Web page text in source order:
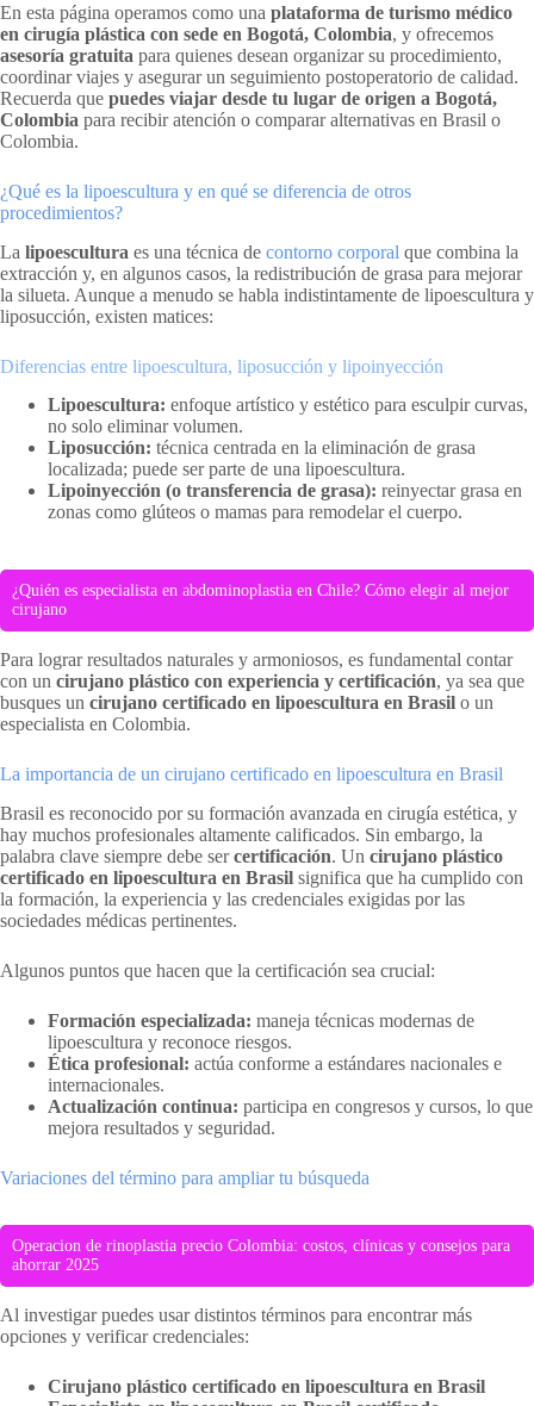
En esta página operamos como una plataforma de turismo médico
en cirugía plástica con sede en Bogotá, Colombia, y ofrecemos
asesoría gratuita para quienes desean organizar su procedimiento,
coordinar viajes y asegurar un seguimiento postoperatorio de calidad.
Recuerda que puedes viajar desde tu lugar de origen a Bogotá,
Colombia para recibir atención o comparar alternativas en Brasil o
Colombia.
¿Qué es la lipoescultura y en qué se diferencia de otros
procedimientos?
La lipoescultura es una técnica de contorno corporal que combina la
extracción y, en algunos casos, la redistribución de grasa para mejorar
la silueta. Aunque a menudo se habla indistintamente de lipoescultura y
liposucción, existen matices:
Diferencias entre lipoescultura, liposucción y lipoinyección
Lipoescultura: enfoque artístico y estético para esculpir curvas,
no solo eliminar volumen.
Liposucción: técnica centrada en la eliminación de grasa
localizada; puede ser parte de una lipoescultura.
Lipoinyección (o transferencia de grasa): reinyectar grasa en
zonas como glúteos o mamas para remodelar el cuerpo.
¿Quién es especialista en abdominoplastia en Chile? Cómo elegir al mejor
cirujano
Para lograr resultados naturales y armoniosos, es fundamental contar
con un cirujano plástico con experiencia y certificación, ya sea que
busques un cirujano certificado en lipoescultura en Brasil o un
especialista en Colombia.
La importancia de un cirujano certificado en lipoescultura en Brasil
Brasil es reconocido por su formación avanzada en cirugía estética, y
hay muchos profesionales altamente calificados. Sin embargo, la
palabra clave siempre debe sercertificación. Un cirujano plástico
certificado en lipoescultura en Brasil significa que ha cumplido con
la formación, la experiencia y las credenciales exigidas por las
sociedades médicas pertinentes.
Algunos puntos que hacen que la certificación sea crucial:
Formación especializada: maneja técnicas modernas de
lipoescultura y reconoce riesgos.
Ética profesional: actúa conforme a estándares nacionales e
internacionales.
Actualización continua: participa en congresos y cursos, lo que
mejora resultados y seguridad.
Variaciones del término para ampliar tu búsqueda
Operacion de rinoplastia precio Colombia: costos, clínicas y consejos para
ahorrar 2025
Al investigar puedes usar distintos términos para encontrar más
opciones y verificar credenciales:
Cirujano plástico certificado en lipoescultura en Brasil